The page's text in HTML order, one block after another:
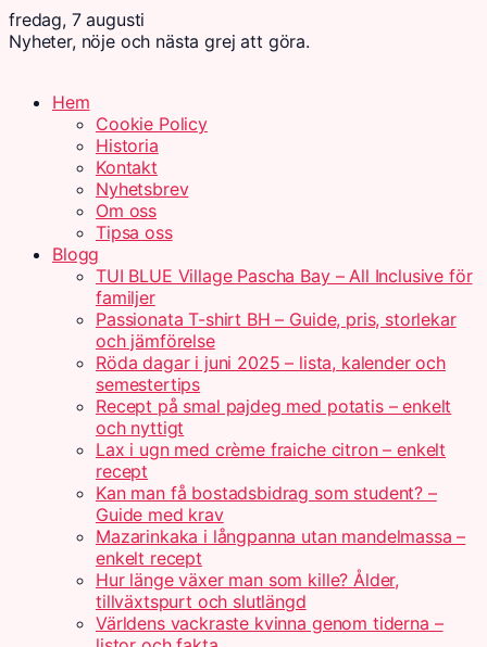
fredag, 7 augusti
Nyheter, nöje och nästa grej att göra.
Hem
Cookie Policy
Historia
Kontakt
Nyhetsbrev
Om oss
Tipsa oss
Blogg
TUI BLUE Village Pascha Bay – All Inclusive för
familjer
Passionata T-shirt BH – Guide, pris, storlekar
och jämförelse
Röda dagar i juni 2025 – lista, kalender och
semestertips
Recept på smal pajdeg med potatis – enkelt
och nyttigt
Lax i ugn med crème fraiche citron – enkelt
recept
Kan man få bostadsbidrag som student? –
Guide med krav
Mazarinkaka i långpanna utan mandelmassa –
enkelt recept
Hur länge växer man som kille? Ålder,
tillväxtspurt och slutlängd
Världens vackraste kvinna genom tiderna –